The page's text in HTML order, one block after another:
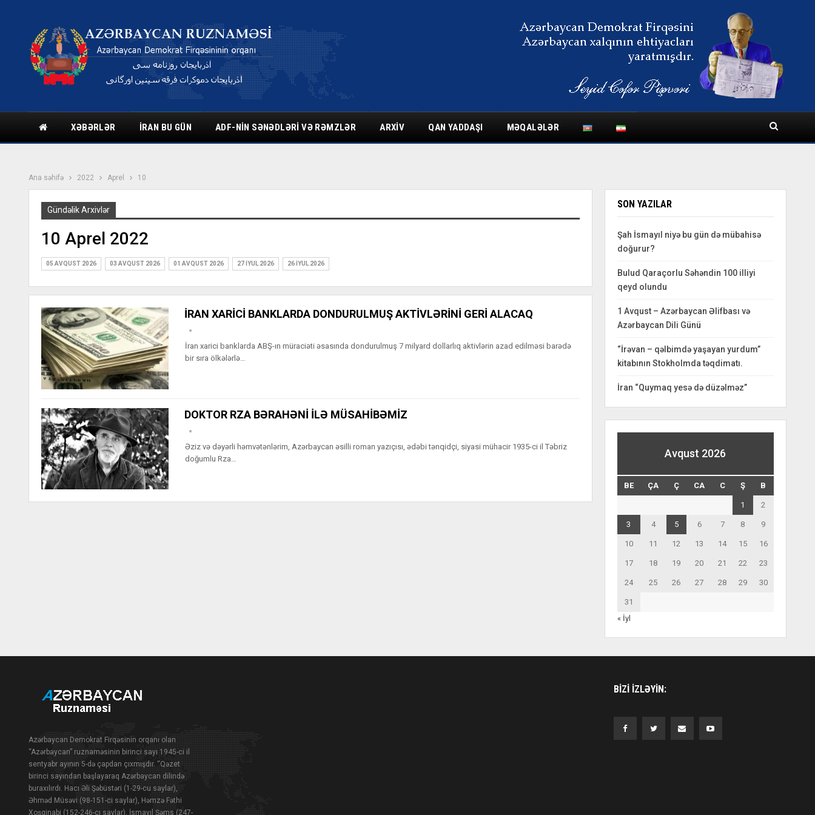
XƏBƏRLƏR İRAN BU GÜN ADF-NIN SƏNƏDLƏRI VƏ RƏMZLƏR ARXIV QAN YADDAŞI MƏQALƏLƏR
Ana səhifə 2022 Aprel 10
Gündəlik Arxivlər
10 Aprel 2022
05 AVQUST 2026 03 AVQUST 2026 01 AVQUST 2026 27 İYUL 2026 26 İYUL 2026
İRAN XARİCİ BANKLARDA DONDURULMUŞ AKTİVLƏRİNİ GERİ ALACAQ
İran xarici banklarda ABŞ-ın müraciəti əsasında dondurulmuş 7 milyard dollarlıq aktivlərin azad edilməsi barədə
bir sıra ölkələrlə…
DOKTOR RZA BƏRAHƏNİ İLƏ MÜSAHİBƏMİZ
Əziz və dəyərli həmvətənlərim, Azərbaycan əsilli roman yazıçısı, ədəbi tənqidçi, siyasi mühacir 1935-ci il Təbriz
doğumlu Rza…
SON YAZILAR
Şah İsmayıl niyə bu gün də mübahisə
doğurur?
Bulud Qaraçorlu Səhəndin 100 illiyi
qeyd olundu
1 Avqust – Azərbaycan Əlifbası və
Azərbaycan Dili Günü
“İrəvan – qəlbimdə yaşayan yurdum”
kitabının Stokholmda təqdimatı.
İran “Quymaq yesə də düzəlməz”
Avqust 2026
BE ÇA Ç CA C Ş B
1 2
3 4 5 6 7 8 9
10 11 12 13 14 15 16
17 18 19 20 21 22 23
24 25 26 27 28 29 30
31
« İyl
Azərbaycan Demokrat Firqəsinin orqanı olan
“Azərbaycan” ruznaməsinin birinci sayı 1945-ci il
sentyabr ayının 5-də çapdan çıxmışdır. “Qəzet
birinci sayından başlayaraq Azərbaycan dilində
buraxılırdı. Hacı Əli Şəbüstəri (1-29-cu saylar),
Əhməd Müsəvi (98-151-ci saylar), Həmzə Fəthi
Xoşginabi (152-246-cı saylar), İsmayıl Şəms (247-
BIZI IZLƏYIN: